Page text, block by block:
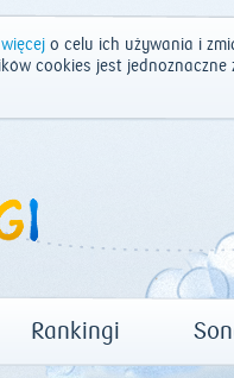
o celu ich używania i
cookies jest
Rankingi